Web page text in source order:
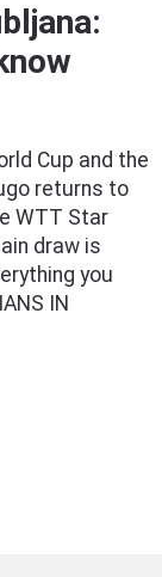
Cup and the
returns to
WTT Star
draw is
you
IN